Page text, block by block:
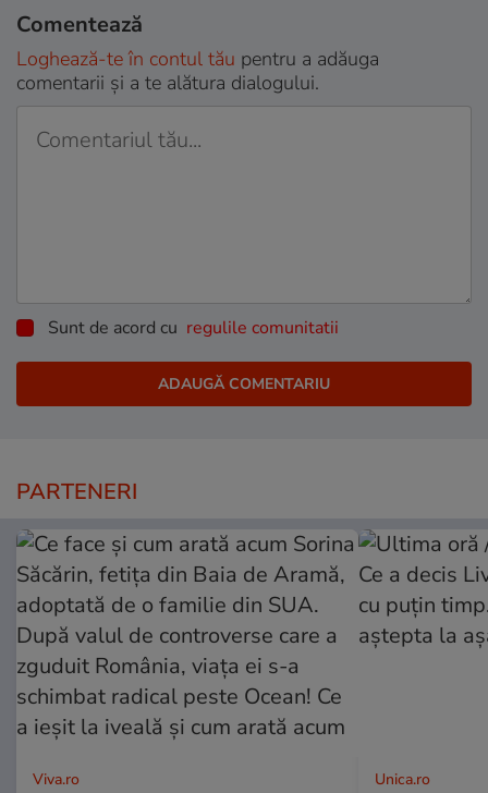
Comentează
Loghează-te în contul tău pentru a adăuga
comentarii și a te alătura dialogului.
Sunt de acord cu regulile comunitatii
PARTENERI
Viva.ro Unica.ro